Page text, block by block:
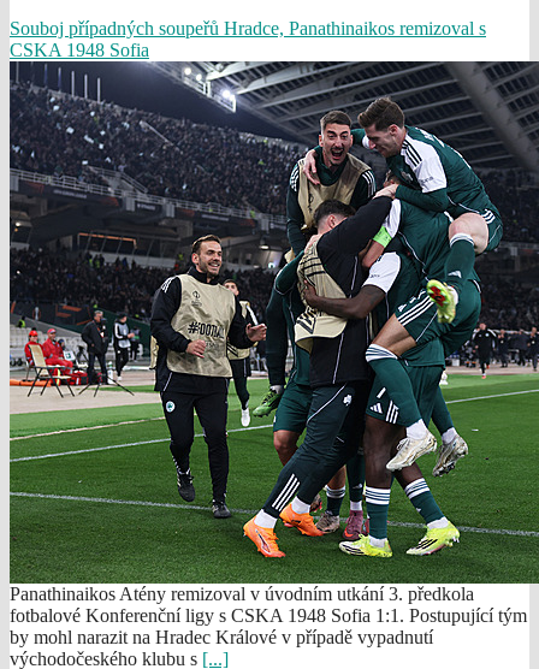
Souboj případných soupeřů Hradce, Panathinaikos remizoval s
CSKA 1948 Sofia
Panathinaikos Atény remizoval v úvodním utkání 3. předkola
fotbalové Konferenční ligy s CSKA 1948 Sofia 1:1. Postupující tým
by mohl narazit na Hradec Králové v případě vypadnutí
východočeského klubu s [...]